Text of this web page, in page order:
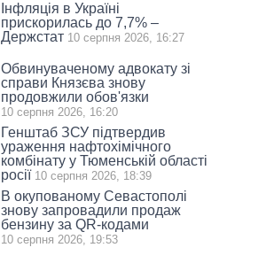
Інфляція в Україні
прискорилась до 7,7% –
Держстат 10 серпня 2026, 16:27
Обвинуваченому адвокату зі
справи Князєва знову
продовжили обов'язки
10 серпня 2026, 16:20
Генштаб ЗСУ підтвердив
ураження нафтохімічного
комбінату у Тюменській області
росії 10 серпня 2026, 18:39
В окупованому Севастополі
знову запровадили продаж
бензину за QR-кодами
10 серпня 2026, 19:53